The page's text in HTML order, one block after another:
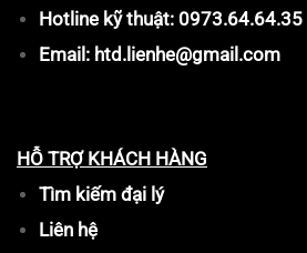
Hotline kỹ thuật: 0973.64.64.35
Email: htd.lienhe@gmail.com
HỖ TRỢ KHÁCH HÀNG
Tìm kiếm đại lý
Liên hệ